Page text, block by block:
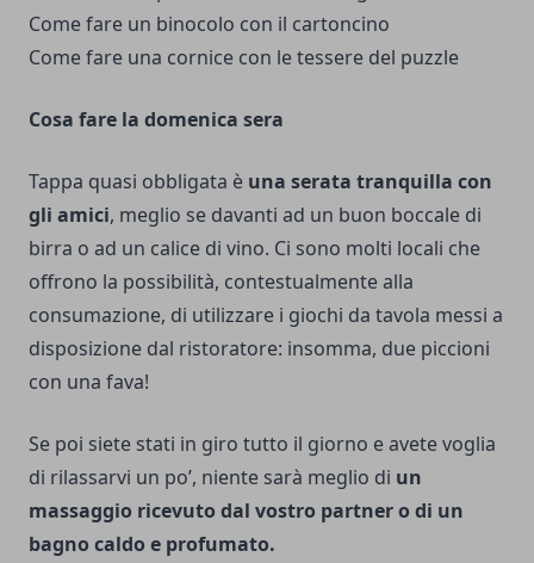
Come fare un binocolo con il cartoncino
Come fare una cornice con le tessere del puzzle
Cosa fare la domenica sera
Tappa quasi obbligata è una serata tranquilla con
gli amici, meglio se davanti ad un buon boccale di
birra o ad un calice di vino. Ci sono molti locali che
offrono la possibilità, contestualmente alla
consumazione, di utilizzare i giochi da tavola messi a
disposizione dal ristoratore: insomma, due piccioni
con una fava!
Se poi siete stati in giro tutto il giorno e avete voglia
di rilassarvi un po’, niente sarà meglio di un
massaggio ricevuto dal vostro partner o di un
bagno caldo e profumato.